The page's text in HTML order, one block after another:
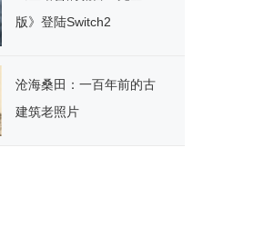
版》登陆Switch2
沧海桑田：一百年前的古
建筑老照片